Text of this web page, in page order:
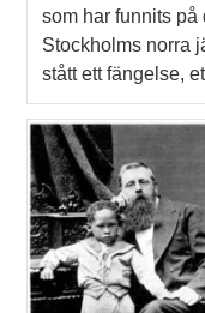
som har funnits
Stockholms norra
stått ett fängelse,